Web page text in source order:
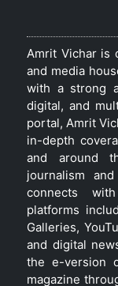
Amrit Vichar is
and media
with a strong
digital, and
portal, Amrit
in-depth
and around
journalism
connects
platforms
Galleries,
and digital
the e-version
magazine